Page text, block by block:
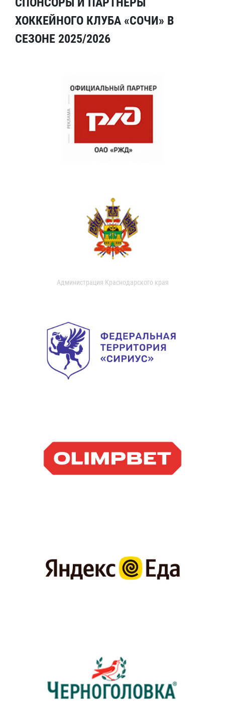
ХОККЕЙНОГО КЛУБА «СОЧИ» В
СЕЗОНЕ 2025/2026
Администрация Краснодарского края